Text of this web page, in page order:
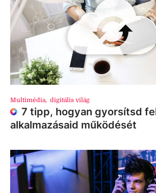
Multimédia, digitális világ
7 tipp, hogyan gyorsítsd
alkalmazásaid működését